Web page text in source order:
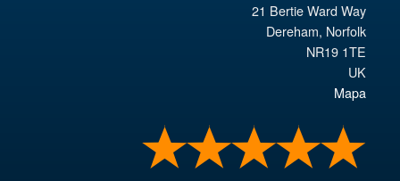
21 Bertie Ward Way
Dereham, Norfolk
NR19 1TE
UK
Mapa